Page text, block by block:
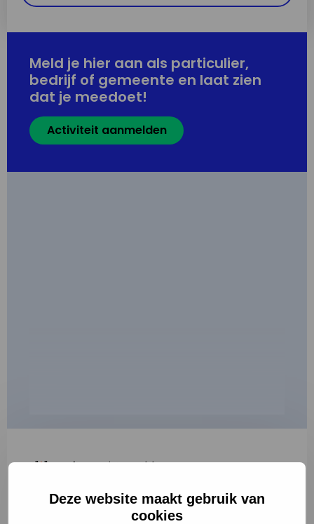
Deze website maakt gebruik van
cookies
Meld je hier aan als particulier,
bedrijf of gemeente en laat zien
dat je meedoet!
Activiteit aanmelden
"*" geeft vereiste velden aan
2